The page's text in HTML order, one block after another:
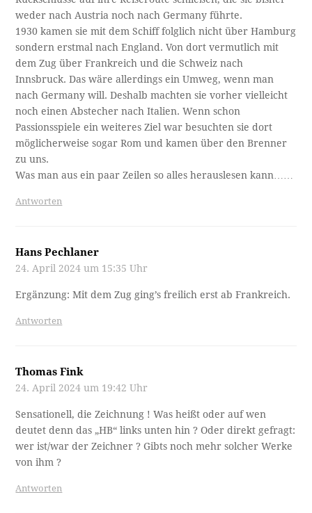
weder nach Austria noch nach Germany führte.
1930 kamen sie mit dem Schiff folglich nicht über Hamburg
sondern erstmal nach England. Von dort vermutlich mit
dem Zug über Frankreich und die Schweiz nach
Innsbruck. Das wäre allerdings ein Umweg, wenn man
nach Germany will. Deshalb machten sie vorher vielleicht
noch einen Abstecher nach Italien. Wenn schon
Passionsspiele ein weiteres Ziel war besuchten sie dort
möglicherweise sogar Rom und kamen über den Brenner
zu uns.
Was man aus ein paar Zeilen so alles herauslesen kann……
Antworten
Hans Pechlaner
24. April 2024 um 15:35 Uhr
Ergänzung: Mit dem Zug ging’s freilich erst ab Frankreich.
Antworten
Thomas Fink
24. April 2024 um 19:42 Uhr
Sensationell, die Zeichnung ! Was heißt oder auf wen
deutet denn das „HB“ links unten hin ? Oder direkt gefragt:
wer ist/war der Zeichner ? Gibts noch mehr solcher Werke
von ihm ?
Antworten